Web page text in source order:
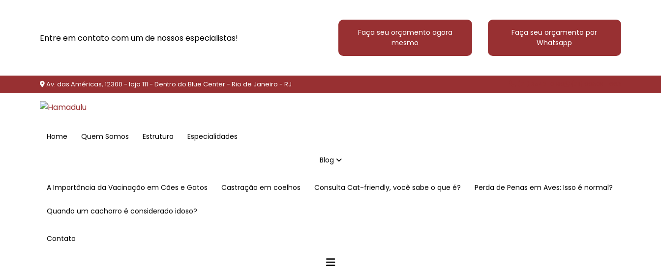
Entre em contato com um de nossos especialistas!
Faça seu orçamento agora
mesmo
Faça seu orçamento por
Whatsapp
Av. das Américas, 12300 - loja 111 - Dentro do Blue Center - Rio de Janeiro - RJ
Home Quem Somos Estrutura Especialidades
Blog
A Importância da Vacinação em Cães e Gatos Castração em coelhos Consulta Cat-friendly, você sabe o que é? Perda de Penas em Aves: Isso é normal?
Quando um cachorro é considerado idoso?
Contato